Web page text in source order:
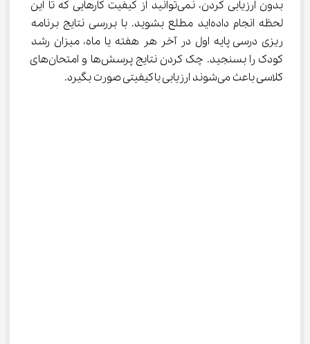
بدون ارزیابی کردن، نمی‌توانید از کیفیت کارهایی که تا این
لحظه انجام داده‌اید مطلع بشوید. با بررسی نتایج برنامه
ریزی درسی پایه اول در آخر هر هفته یا ماه، میزان رشد
کودک را بسنجید. چک کردن نتایج پرسش‌ها و امتحان‌های
کلاسی باعث می‌شوند ارزیابی باکیفیتی صورت بگیرد.